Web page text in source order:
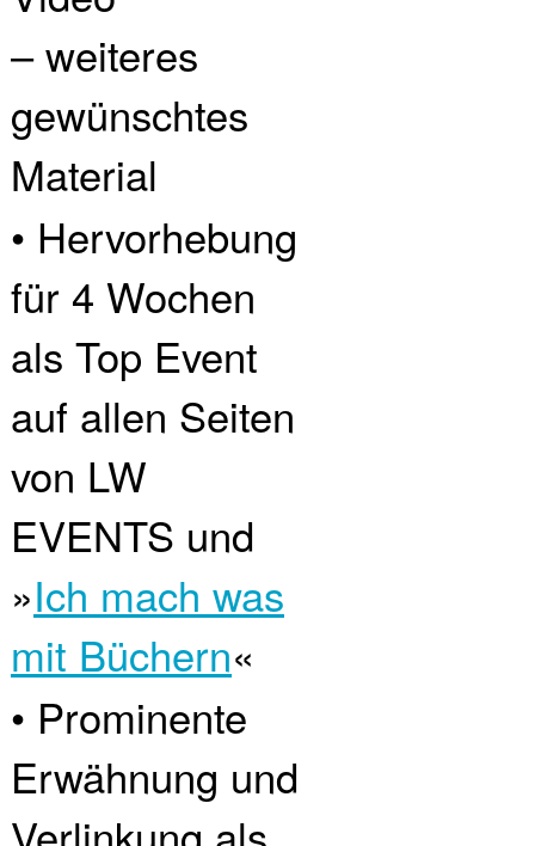
– weiteres
gewünschtes
Material
• Hervorhebung
für 4 Wochen
als Top Event
auf allen Seiten
von LW
EVENTS und
»Ich mach was
mit Büchern«
• Prominente
Erwähnung und